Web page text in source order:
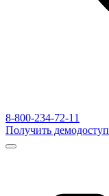
8-800-234-72-11
Получить демодоступ